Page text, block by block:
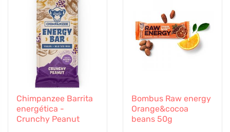
Chimpanzee Barrita
energética -
Crunchy Peanut
Bombus Raw energy
Orange&cocoa
beans 50g